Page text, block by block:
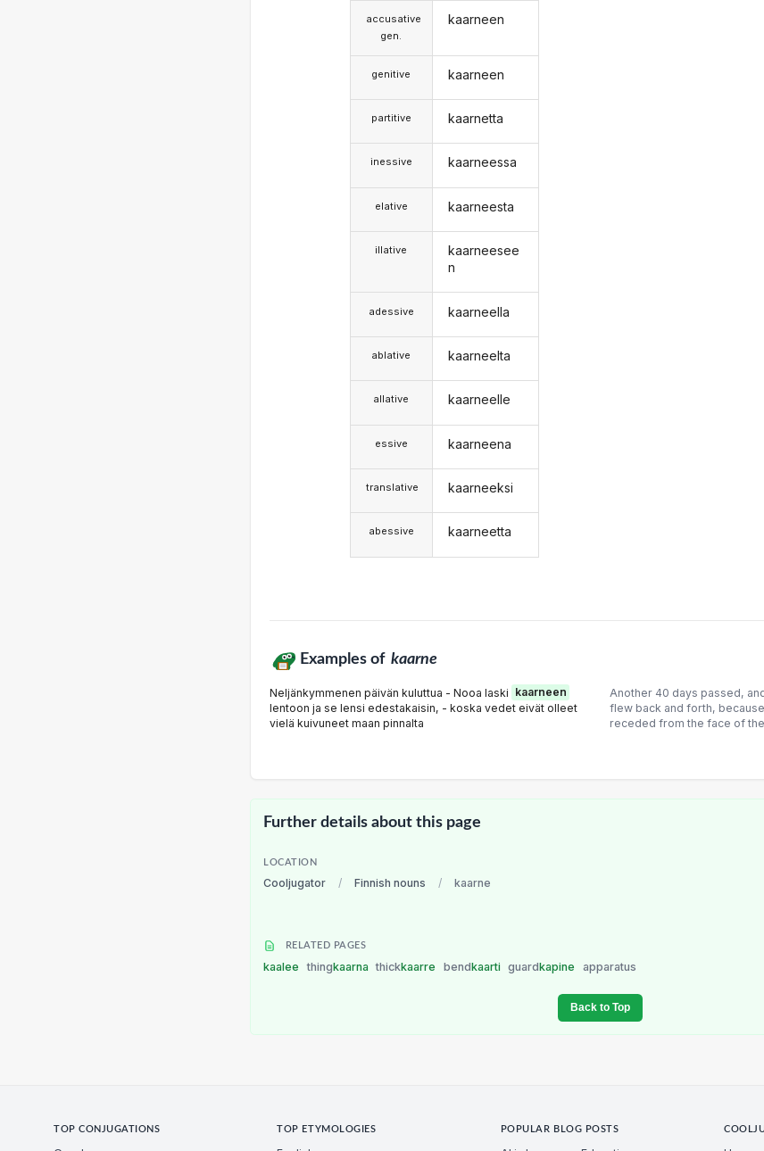
accusative
gen.
genitive
partitive
inessive
elative
illative
adessive
ablative
allative
essive
translative
abessive
kaarneen
kaarneen
kaarnetta
kaarneessa
kaarneesta
kaarneesee
n
kaarneella
kaarneelta
kaarneelle
kaarneena
kaarneeksi
kaarneetta
Examples of kaarne
Neljänkymmenen päivän kuluttua - Nooa laski kaarneen
lentoon ja se lensi edestakaisin, - koska vedet eivät olleet
vielä kuivuneet maan pinnalta
Another 40 days passed,
flew back and forth,
receded from the face of
Further details about this page
LOCATION
Cooljugator / Finnish nouns / kaarne
RELATED PAGES
kaalee thingkaarna thickkaarre bendkaarti guardkapine apparatus
Back to Top
TOP CONJUGATIONS TOP ETYMOLOGIES POPULAR BLOG POSTS